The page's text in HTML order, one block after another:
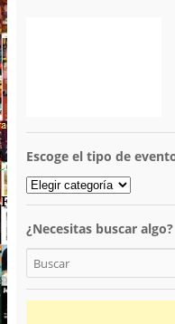
Escoge el tipo de
¿Necesitas buscar algo?